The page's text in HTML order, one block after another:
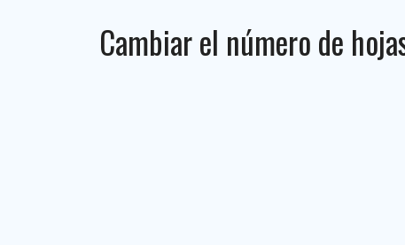
Cambiar el número de